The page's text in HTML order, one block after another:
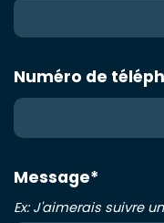
Numéro de
Message*
Ex: J'aimerais suivre